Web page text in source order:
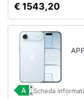
€ 1543,20
Scheda